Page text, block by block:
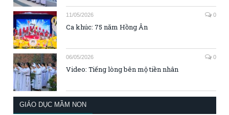
11/05/2026 0
Ca khúc: 75 năm Hồng Ân
06/05/2026 0
Video: Tiếng lòng bên mộ tiền nhân
GIÁO DỤC MẦM NON